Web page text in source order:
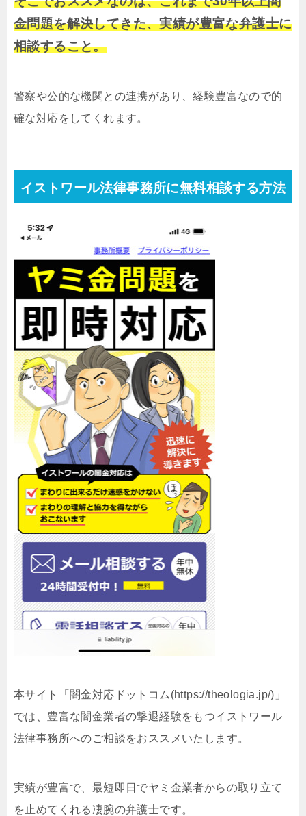
金問題を解決してきた、実績が豊富な弁護士に
相談すること。
警察や公的な機関との連携があり、経験豊富なので的
確な対応をしてくれます。
イストワール法律事務所に無料相談する方法
本サイト「闇金対応ドットコム(https://theologia.jp/)」
では、豊富な闇金業者の撃退経験をもつイストワール
法律事務所へのご相談をおススメいたします。
実績が豊富で、最短即日でヤミ金業者からの取り立て
を止めてくれる凄腕の弁護士です。